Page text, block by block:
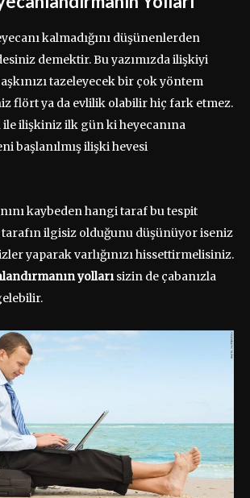
kalmadığını düşünenlerden
demektir. Bu yazımızda ilişkiyi
tazeleyecek bir çok yöntem
flört ya da evlilik olabilir hiç fark etmez.
ilişkiniz ilk gün ki heyecanına
başlanılmış ilişki hevesi
kaybeden hangi taraf bu tespit
tarafın ilgisiz olduğunu düşünüyor iseniz
yaparak varlığınızı hissettirmelisiniz.
yollarısizin de çabanızla